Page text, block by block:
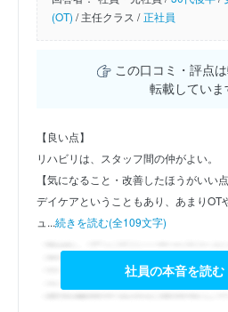
(OT) /主任クラス / 正社員
この口コミ・評点
転載していま
【良い点】
リハビリは、スタッフ間の仲がよい。
【気になること・改善したほうがいい点
デイケアということもあり、あまりOT
ュ...続きを読む(全109文字)
社員の本音を読む